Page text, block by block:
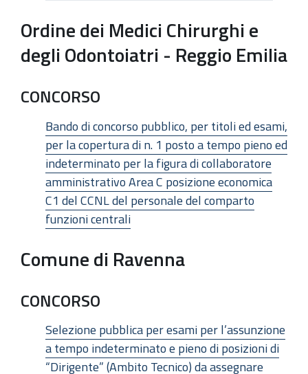
Ordine dei Medici Chirurghi e
degli Odontoiatri - Reggio Emilia
CONCORSO
Bando di concorso pubblico, per titoli ed esami,
per la copertura di n. 1 posto a tempo pieno ed
indeterminato per la figura di collaboratore
amministrativo Area C posizione economica
C1 del CCNL del personale del comparto
funzioni centrali
Comune di Ravenna
CONCORSO
Selezione pubblica per esami per l’assunzione
a tempo indeterminato e pieno di posizioni di
“Dirigente” (Ambito Tecnico) da assegnare